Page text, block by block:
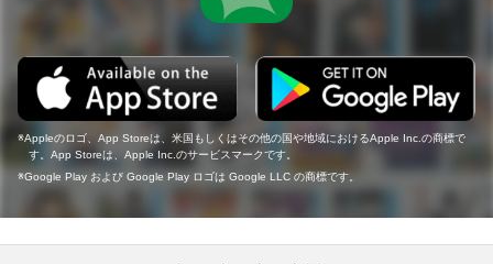
Appleのロゴ、App Storeは、米国もしくはその他の国や地域におけるApple Inc.の商標で
す。App Storeは、Apple Inc.のサービスマークです。
Google Play および Google Play ロゴは Google LLC の商標です。